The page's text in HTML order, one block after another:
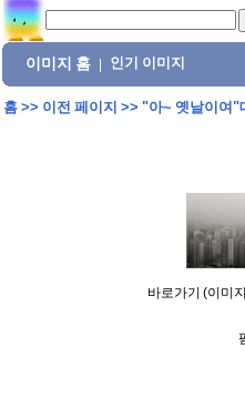
이미지 홈 인기 이미지
홈>> 이전 페이지 >> "아~ 옛날이여"
바로가기 (이미